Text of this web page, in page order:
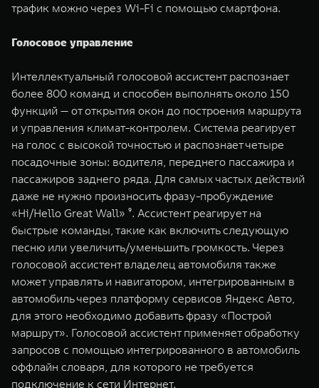
трафик можно через Wi-Fi с помощью смартфона.
Голосовое управление
Интеллектуальный голосовой ассистент распознает
более 800 команд и способен выполнять около 150
функций — от открытия окон до построения маршрута
и управления климат-контролем. Система реагирует
на голос с высокой точностью и распознает четыре
посадочные зоны: водителя, переднего пассажира и
пассажиров заднего ряда. Для самых частых действий
даже не нужно произносить фразу-пробуждение
«Hi/Hello Great Wall» ⁹. Ассистент реагирует на
быстрые команды, такие как включить следующую
песню или увеличить/уменьшить громкость. Через
голосовой ассистент владелец автомобиля также
может управлять и навигатором, интегрированным в
автомобиль через платформу сервисов Яндекс Авто,
для этого необходимо добавить фразу «Построй
маршрут». Голосовой ассистент применяет обработку
запросов с помощью интегрированного в автомобиль
оффлайн словаря, для которого не требуется
подключение к сети Интернет.